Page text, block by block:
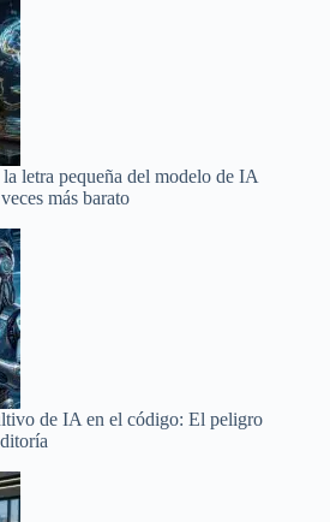
letra pequeña del modelo de IA
más barato
de IA en el código: El peligro